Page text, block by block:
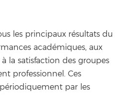
les principaux résultats du
académiques, aux
la satisfaction des groupes
professionnel. Ces
par les